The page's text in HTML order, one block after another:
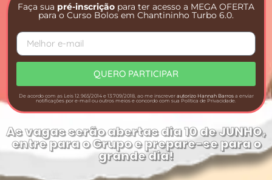
Faça sua pré-inscrição para ter acesso a MEGA OFERTA
para o Curso Bolos em Chantininho Turbo 6.0.
QUERO PARTICIPAR
De acordo com as Leis 12.965/2014 e 13.709/2018, ao me inscrever autorizo Hannah Barrosa enviar
notificações por e-mail ou outros meios e concordo com sua Política de Privacidade.
As vagas serão abertas dia 10 de JUNHO,
entre para o Grupo e prepare-se para o
grande dia!